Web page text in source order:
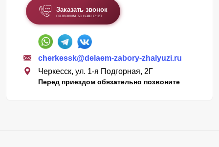
Заказать звонок
позвоним за наш счет
cherkessk@delaem-zabory-zhalyuzi.ru
Черкесск, ул. 1-я Подгорная, 2Г
Перед приездом обязательно позвоните